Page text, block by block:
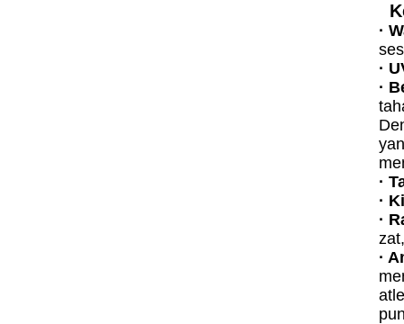
·
·
·
·
·
·
zat,
·